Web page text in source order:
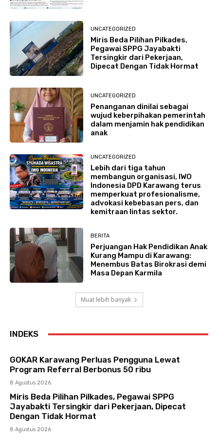
UNCATEGORIZED
Miris Beda Pilihan Pilkades,
Pegawai SPPG Jayabakti
Tersingkir dari Pekerjaan,
Dipecat Dengan Tidak Hormat
UNCATEGORIZED
Penanganan dinilai sebagai
wujud keberpihakan pemerintah
dalam menjamin hak pendidikan
anak
UNCATEGORIZED
Lebih dari tiga tahun
membangun organisasi, IWO
Indonesia DPD Karawang terus
memperkuat profesionalisme,
advokasi kebebasan pers, dan
kemitraan lintas sektor.
BERITA
Perjuangan Hak Pendidikan Anak
Kurang Mampu di Karawang:
Menembus Batas Birokrasi demi
Masa Depan Karmila
Muat lebih banyak
INDEKS
GOKAR Karawang Perluas Pengguna Lewat
Program Referral Berbonus 50 ribu
8 Agustus 2026
Miris Beda Pilihan Pilkades, Pegawai SPPG
Jayabakti Tersingkir dari Pekerjaan, Dipecat
Dengan Tidak Hormat
8 Agustus 2026